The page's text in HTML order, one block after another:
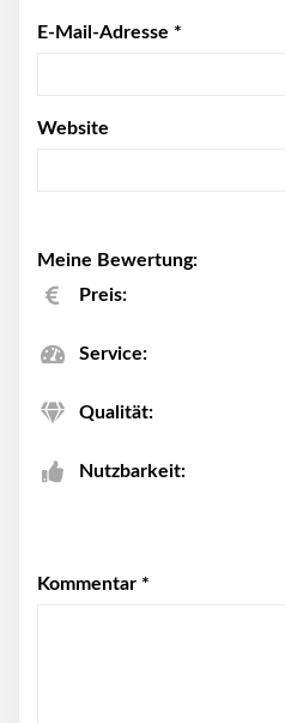
E-Mail-Adresse *
Website
Meine Bewertung:
Preis:
Service:
Qualität:
Nutzbarkeit:
Kommentar *